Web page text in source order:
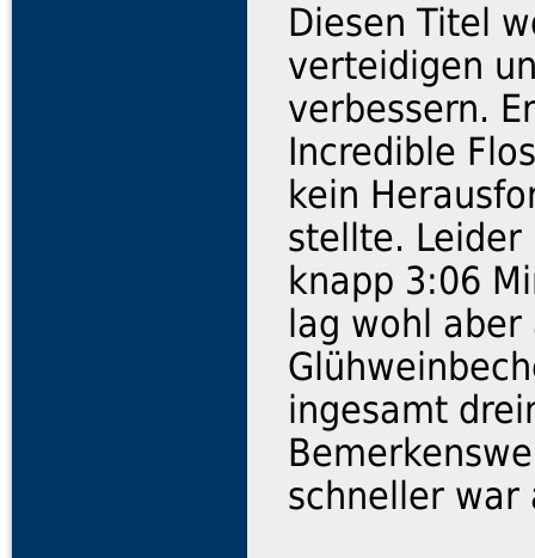
Diesen Titel
verteidigen
verbessern.
Incredible
kein
stellte.
knapp 3:06
lag wohl aber
ingesamt
schneller war